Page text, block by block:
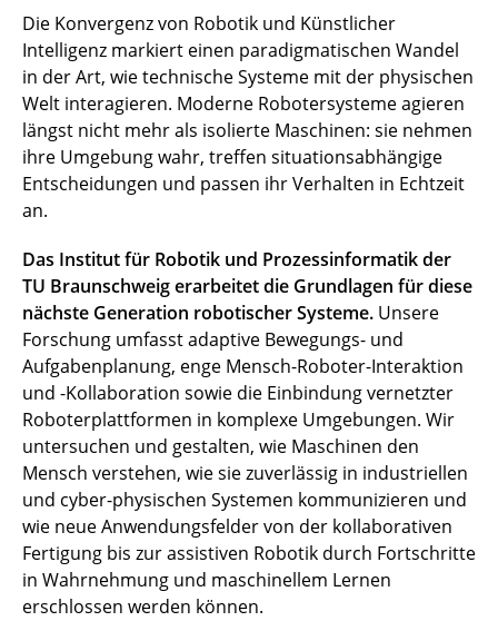
Die Konvergenz von Robotik und Künstlicher
Intelligenz markiert einen paradigmatischen Wandel
in der Art, wie technische Systeme mit der physischen
Welt interagieren. Moderne Robotersysteme agieren
längst nicht mehr als isolierte Maschinen: sie nehmen
ihre Umgebung wahr, treffen situationsabhängige
Entscheidungen und passen ihr Verhalten in Echtzeit
an.
Das Institut für Robotik und Prozessinformatik der
TU Braunschweig erarbeitet die Grundlagen für diese
nächste Generation robotischer Systeme. Unsere
Forschung umfasst adaptive Bewegungs- und
Aufgabenplanung, enge Mensch-Roboter-Interaktion
und -Kollaboration sowie die Einbindung vernetzter
Roboterplattformen in komplexe Umgebungen. Wir
untersuchen und gestalten, wie Maschinen den
Mensch verstehen, wie sie zuverlässig in industriellen
und cyber-physischen Systemen kommunizieren und
wie neue Anwendungsfelder von der kollaborativen
Fertigung bis zur assistiven Robotik durch Fortschritte
in Wahrnehmung und maschinellem Lernen
erschlossen werden können.